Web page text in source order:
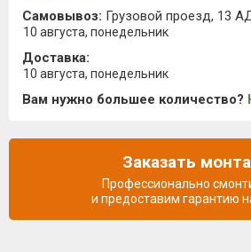
Самовывоз: Грузовой проезд, 13
10 августа, понедельник
Доставка:
10 августа, понедельник
Вам нужно большее количество?
Заказать
Профессионально
и предоставим гарантию